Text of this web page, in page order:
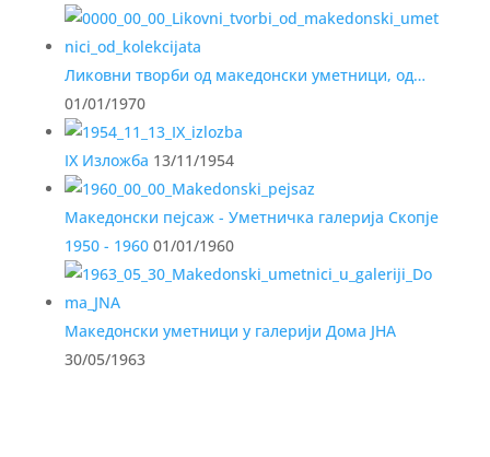
Ликовни творби од македонски уметници, од…
01/01/1970
IX Изложба 13/11/1954
Македонски пејсаж - Уметничка галерија Скопје
1950 - 196001/01/1960
Македонски уметници у галерији Дома ЈНА
30/05/1963